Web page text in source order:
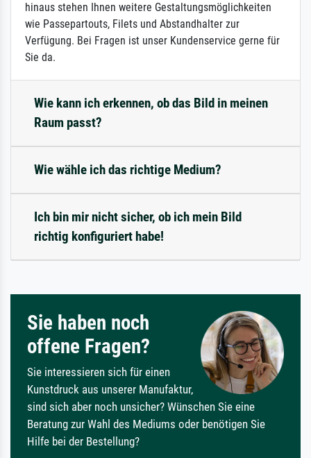
hinaus stehen Ihnen weitere Gestaltungsmöglichkeiten
wie Passepartouts, Filets und Abstandhalter zur
Verfügung. Bei Fragen ist unser Kundenservice gerne für
Sie da.
Wie kann ich erkennen, ob das Bild in meinen
Raum passt?
Wie wähle ich das richtige Medium?
Ich bin mir nicht sicher, ob ich mein Bild
richtig konfiguriert habe!
Sie haben noch
offene Fragen?
Sie interessieren sich für einen
Kunstdruck aus unserer Manufaktur,
sind sich aber noch unsicher? Wünschen Sie eine
Beratung zur Wahl des Mediums oder benötigen Sie
Hilfe bei der Bestellung?